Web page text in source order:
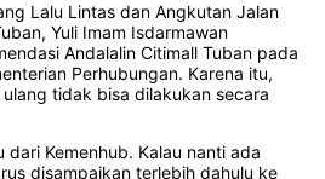
Lalu Lintas dan Angkutan Jalan
Yuli Imam Isdarmawan
Andalalin Citimall Tuban pada
Perhubungan. Karena itu,
tidak bisa dilakukan secara
dari Kemenhub. Kalau nanti ada
disampaikan terlebih dahulu ke